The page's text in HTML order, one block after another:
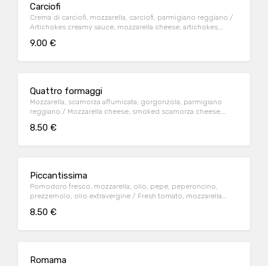
Carciofi
Crema di carciofi, mozzarella, carciofi, parmigiano reggiano /
Artichokes creamy sauce, mozzarella cheese, artichokes,
9.00 €
Quattro formaggi
Mozzarella, scamorza affumicata, gorgonzola, parmigiano
reggiano / Mozzarella cheese, smoked scamorza cheese,
8.50 €
Piccantissima
Pomodoro fresco, mozzarella, olio, pepe, peperoncino,
prezzemolo, olio extravergine / Fresh tomato, mozzarella
8.50 €
Romama